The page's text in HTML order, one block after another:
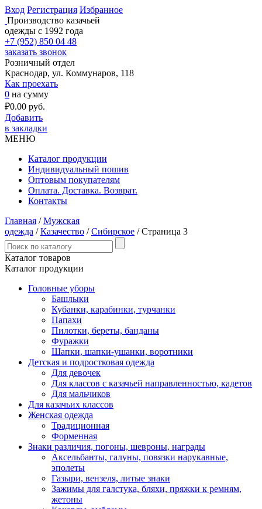
Вход Регистрация Избранное
Производство казачьей
одежды с 1992 года
+7 (952) 850 04 48
заказать звонок
Розничный отдел
Краснодар, ул. Коммунаров, 118
Как проехать
0 на сумму
₽0.00 руб.
Добавить
в закладки
МЕНЮ
Каталог продукции
Индивидуальный пошив
Оптовым покупателям
Оплата. Доставка. Возврат.
Контакты
Главная /Мужская
одежда /Казачество /Сибирское / Страница 3
Каталог товаров
Каталог продукции
Головные уборы
Башлыки
Кубанки, карабинки, турчанки
Папахи
Пилотки, береты, банданы
Фуражки
Шапки, шапки-ушанки, воротники
Детская и подростковая одежда
Для девочек
Для классов с казачьей направленностью, кадетов
Для мальчиков
Для казачьих классов
Женская одежда
Традиционная
Форменная
Знаки различия, погоны, шевроны, награды
Аксельбанты, галуны, повязки нарукавные,
эполеты
Газыри, вензеля, литые знаки
Зажимы для галстука, бляхи, пряжки к ремням,
жетоны